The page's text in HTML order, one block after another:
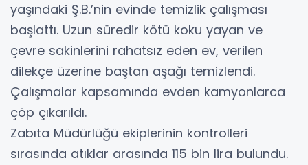
yaşındaki Ş.B.’nin evinde temizlik çalışması
başlattı. Uzun süredir kötü koku yayan ve
çevre sakinlerini rahatsız eden ev, verilen
dilekçe üzerine baştan aşağı temizlendi.
Çalışmalar kapsamında evden kamyonlarca
çöp çıkarıldı.
Zabıta Müdürlüğü ekiplerinin kontrolleri
sırasında atıklar arasında 115 bin lira bulundu.